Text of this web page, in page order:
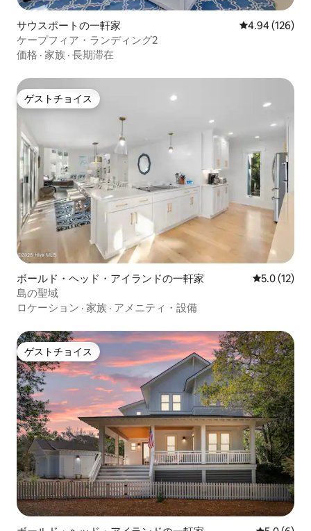
サウスポートの一軒家 レビュー126
4.94 (126)
ケープフィア・ランディング2
価格 · 家族 · 長期滞在
ゲストチョイス
ゲストチョイス
ボールド・ヘッド・アイランドの一軒家 レビュー12
5.0 (12)
島の聖域
ロケーション · 家族 · アメニティ・設備
ゲストチョイス
ゲストチョイス